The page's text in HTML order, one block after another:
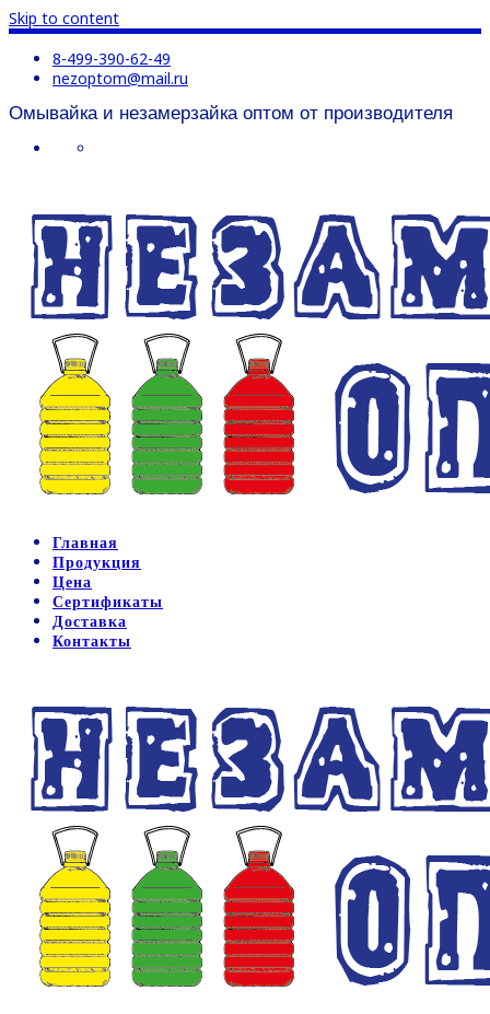
Skip to content
8-499-390-62-49
nezoptom@mail.ru
Омывайка и незамерзайка оптом от производителя
Главная
Продукция
Цена
Сертификаты
Доставка
Контакты